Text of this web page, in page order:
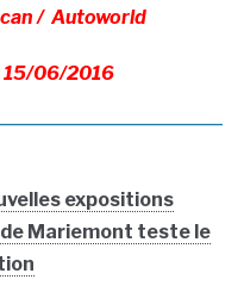
/ Autoworld
15/06/2016
expositions
Mariemont teste le